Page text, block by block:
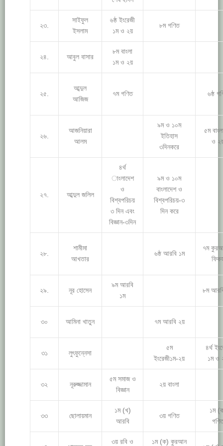
২৩.
সাইফুল
ইসলাম
৬ষ্ঠ ইংরেজী
১ম ও ২য়
৮ম গণিত
২৪. আবুল বাসার
৮ম বাংলা
১ম ও ২য়
২৫.
আব্দুল
আজিজ
৭ম গণিত ৬ষ্ঠ
২৬.
আজনিয়ারা
আলম
৯ম ও ১০ম
ইতিহাস
৩দিনকরে
৫ম
ও
২৭. আব্দুল জলিল
৪র্থ
াংলাদেশ
ও
বিশ্বপরিচয়
৩ দিন এবং
বিজ্ঞান-৩দিন
৯ম ও ১০ম
বাংলাদেশ ও
বিশ্বপরিচয়-৩
দিন করে
২৮.
শামীমা
আখতার
৬ষ্ঠ আরবি ১ম
৭ম
২৯. নূর হোসেন
৯ম আরবি
১ম
৮ম
৩০ আমিনা খাতুন ৭ম আরবি ২য়
৩১ লুৎফুন্নেসা
৫ম
ইংরেজী১ম-২য়
৪র্থ
১ম ও
৩২ নূরুজ্জামান
৫ম সমাজ ও
বিজ্ঞান
২য় বাংলা
৩৩ ছোলায়মান
১ম (খ)
আরবি
৩য় গণিত
১ম
৩য় রবি ও ১ম (ক) কুরআন